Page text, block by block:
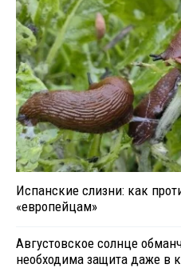
Испанские слизни: как
«европейцам»
Августовское солнце
необходима защита даже в